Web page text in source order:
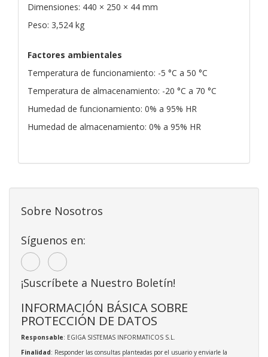
Dimensiones: 440 × 250 × 44 mm
Peso: 3,524 kg
Factores ambientales
Temperatura de funcionamiento: -5 °C a 50 °C
Temperatura de almacenamiento: -20 °C a 70 °C
Humedad de funcionamiento: 0% a 95% HR
Humedad de almacenamiento: 0% a 95% HR
Sobre Nosotros
Síguenos en:
¡Suscríbete a Nuestro Boletín!
INFORMACIÓN BÁSICA SOBRE
PROTECCIÓN DE DATOS
Responsable: EGIGA SISTEMAS INFORMATICOS S.L.
Finalidad: Responder las consultas planteadas por el usuario y enviarle la